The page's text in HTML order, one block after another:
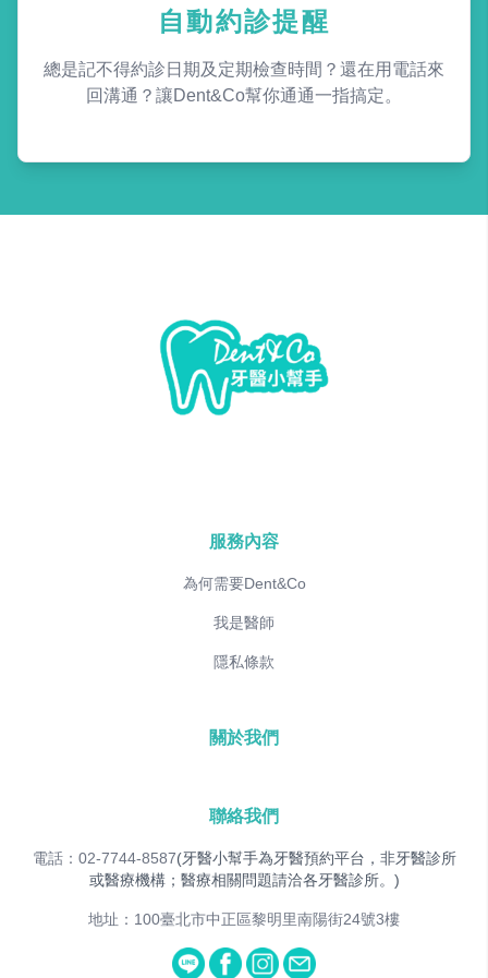
自動約診提醒
總是記不得約診日期及定期檢查時間？還在用電話來
回溝通？讓Dent&Co幫你通通一指搞定。
服務內容
為何需要Dent&Co
我是醫師
隱私條款
關於我們
聯絡我們
電話：02-7744-8587(牙醫小幫手為牙醫預約平台，非牙醫診所
或醫療機構；醫療相關問題請洽各牙醫診所。)
地址：100臺北市中正區黎明里南陽街24號3樓